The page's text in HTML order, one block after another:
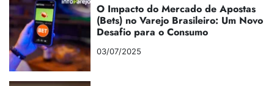
O Impacto do Mercado de Apostas
(Bets) no Varejo Brasileiro: Um Novo
Desafio para o Consumo
03/07/2025